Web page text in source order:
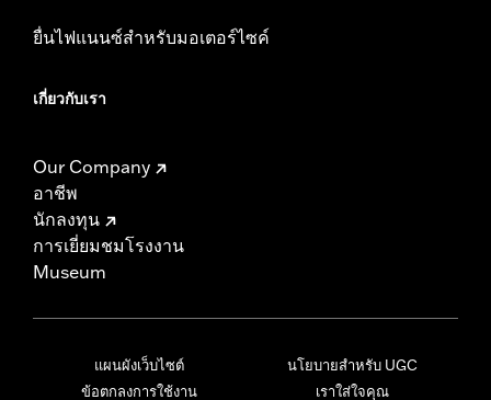
ยื่นไฟแนนซ์สำหรับมอเตอร์ไซค์
เกี่ยวกับเรา
Our Company
อาชีพ
นักลงทุน
การเยี่ยมชมโรงงาน
Museum
แผนผังเว็บไซต์
ข้อตกลงการใช้งาน
นโยบายสำหรับ UGC
เราใส่ใจคุณ